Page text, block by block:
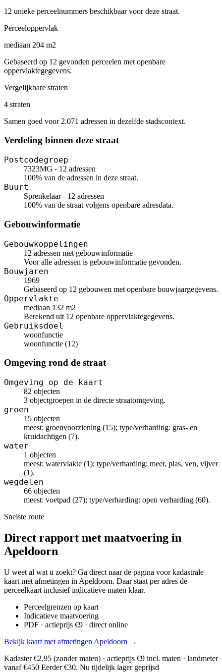
12 unieke perceelnummers beschikbaar voor deze straat.
Perceeloppervlak
mediaan 204 m2
Gebaseerd op 12 gevonden perceelen met openbare
oppervlaktegegevens.
Vergelijkbare straten
4 straten
Samen goed voor 2.071 adressen in dezelfde stadscontext.
Verdeling binnen deze straat
Postcodegroep
7323MG - 12 adressen
100% van de adressen in deze straat.
Buurt
Sprenkelaar - 12 adressen
100% van de straat volgens openbare adresdata.
Gebouwinformatie
Gebouwkoppelingen
12 adressen met gebouwinformatie
Voor alle adressen is gebouwinformatie gevonden.
Bouwjaren
1969
Gebaseerd op 12 gebouwen met openbare bouwjaargegevens.
Oppervlakte
mediaan 132 m2
Berekend uit 12 openbare oppervlaktegegevens.
Gebruiksdoel
woonfunctie
woonfunctie (12)
Omgeving rond de straat
Omgeving op de kaart
82 objecten
3 objectgroepen in de directe straatomgeving.
groen
15 objecten
meest: groenvoorziening (15); type/verharding: gras- en
kruidachtigen (7).
water
1 objecten
meest: watervlakte (1); type/verharding: meer, plas, ven, vijver
(1).
wegdelen
66 objecten
meest: voetpad (27); type/verharding: open verharding (60).
Snelste route
Direct rapport met maatvoering in
Apeldoorn
U weet al wat u zoekt? Ga direct naar de pagina voor kadastrale
kaart met afmetingen in Apeldoorn. Daar staat per adres de
perceelkaart inclusief indicatieve maten klaar.
Perceelgrenzen op kaart
Indicatieve maatvoering
PDF · actieprijs €9 · direct online
Bekijk kaart met afmetingen Apeldoorn →
Kadaster €2,95 (zonder maten) · actieprijs €9 incl. maten · landmeter
vanaf €450 Eerder €30. Nu tijdelijk lager geprijsd